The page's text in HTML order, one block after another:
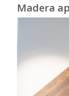
Madera